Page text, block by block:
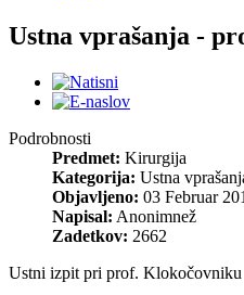
Ustna vprašanja -
Podrobnosti
Predmet: Kirurgija
Kategorija: Ustna
Objavljeno: 03 Februar
Napisal: Anonimnež
Zadetkov: 2662
Ustni izpit pri prof. Klokočovniku